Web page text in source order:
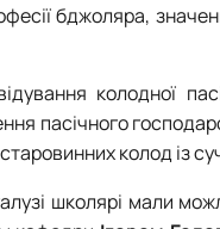
бджоляра,
колодної
пасічного
колод із
школярі мали